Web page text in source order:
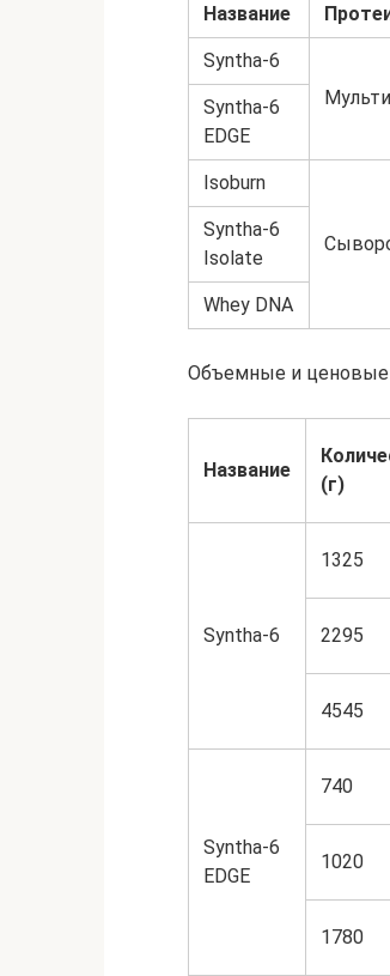
Название
Syntha-6
Syntha-6
EDGE
Isoburn
Syntha-6
Isolate
Whey DNA
Объемные и ценовые
Название
(г)
Syntha-6
1325
2295
4545
Syntha-6
EDGE
740
1020
1780